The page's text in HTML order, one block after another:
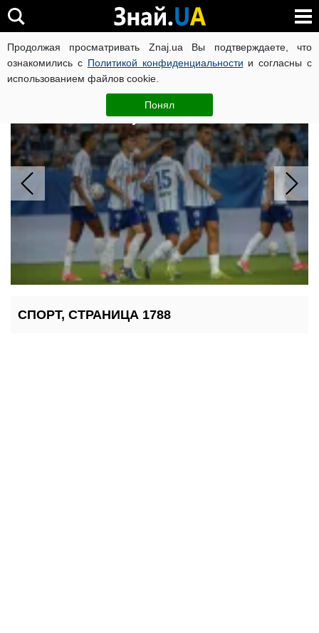
Продолжая просматривать Znaj.ua Вы подтверждаете, что
ознакомились с Политикой конфиденциальности и согласны с
использованием файлов cookie.
Понял
ВОЙНА РОССИИ ПРОТИВ УКРАИНЫ КОРОНАВИРУС В
"Динамо" победило "Карабах" 1:0 в
Лиге конференций: Пономаренко
забил на 10-й минуте
СПОРТ, СТРАНИЦА 1788